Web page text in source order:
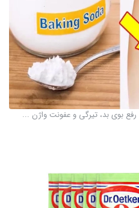
بوی بد، تیرگی و عفونت واژن ...